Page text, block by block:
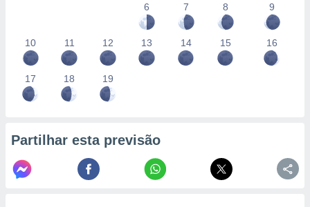
6
7 8 9
10 11 12 13 14 15 16
17 18 19
Partilhar esta previsão